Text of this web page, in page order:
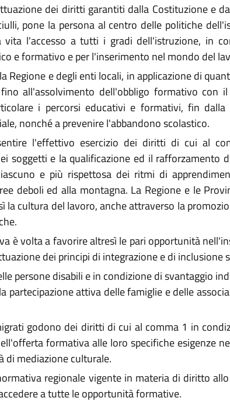
dei diritti garantiti dalla Costituzione e
pone la persona al centro delle politiche
l'accesso a tutti i gradi dell'istruzione, in
e formativo e per l'inserimento nel mondo del
Regione e degli enti locali, in applicazione di
all'assolvimento dell'obbligo formativo con
i percorsi educativi e formativi, fin
nonché a prevenire l'abbandono scolastico.
l'effettivo esercizio dei diritti di cui al
soggetti e la qualificazione ed il
e più rispettosa dei ritmi di
deboli ed alla montagna. La Regione e le
la cultura del lavoro, anche attraverso la
è volta a favorire altresì le pari opportunità
dei principi di integrazione e di inclusione
persone disabili e in condizione di svantaggio
partecipazione attiva delle famiglie e delle
godono dei diritti di cui al comma 1 in
formativa alle loro specifiche esigenze
di mediazione culturale.
regionale vigente in materia di diritto
a tutte le opportunità formative.